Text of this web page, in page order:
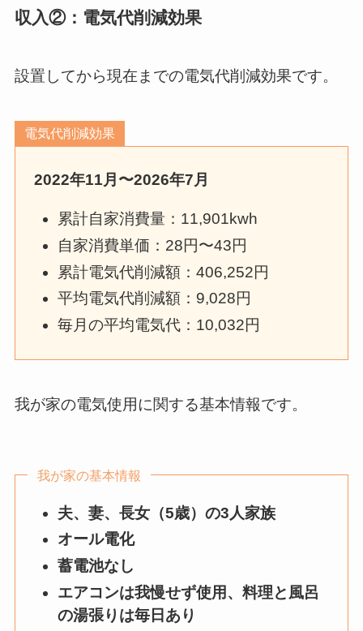
収入②：電気代削減効果
設置してから現在までの電気代削減効果です。
電気代削減効果
2022年11月〜2026年7月
累計自家消費量：11,901kwh
自家消費単価：28円〜43円
累計電気代削減額：406,252円
平均電気代削減額：9,028円
毎月の平均電気代：10,032円
我が家の電気使用に関する基本情報です。
我が家の基本情報
夫、妻、長女（5歳）の3人家族
オール電化
蓄電池なし
エアコンは我慢せず使用、料理と風呂
の湯張りは毎日あり